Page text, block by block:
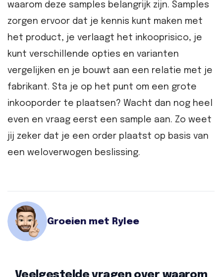
waarom deze samples belangrijk zijn. Samples
zorgen ervoor dat je kennis kunt maken met
het product, je verlaagt het inkooprisico, je
kunt verschillende opties en varianten
vergelijken en je bouwt aan een relatie met je
fabrikant. Sta je op het punt om een grote
inkooporder te plaatsen? Wacht dan nog heel
even en vraag eerst een sample aan. Zo weet
jij zeker dat je een order plaatst op basis van
een weloverwogen beslissing.
Groeien met Rylee